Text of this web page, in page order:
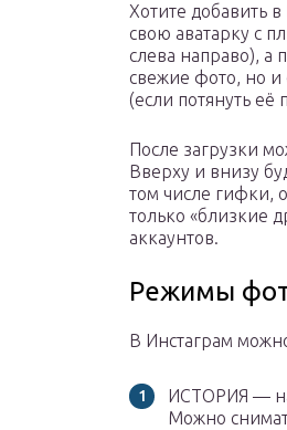
Хотите добавить
свою аватарку с
слева направо), а
свежие фото, но и
(если потянуть
После загрузки
Вверху и внизу
том числе гифки,
только «близкие
аккаунтов.
Режимы
В Инстаграм
ИСТОРИЯ —
Можно